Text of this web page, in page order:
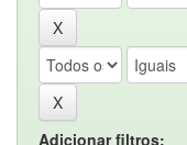
Adicionar filtros: